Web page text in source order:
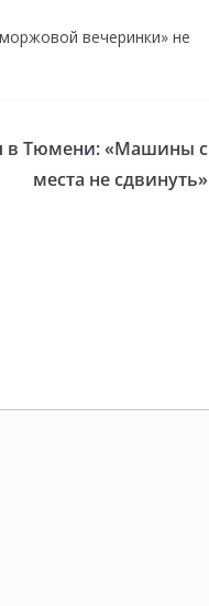
вечеринки» не
в Тюмени: «Машины с
места не сдвинуть»